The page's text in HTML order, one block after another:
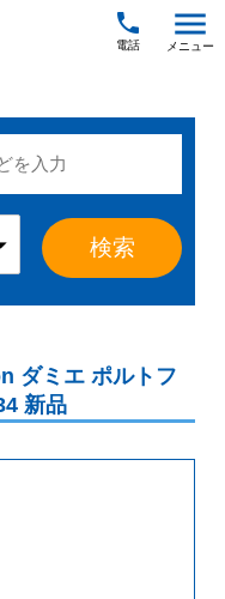
local_phone menu
ダミエ ポルトフ
新品